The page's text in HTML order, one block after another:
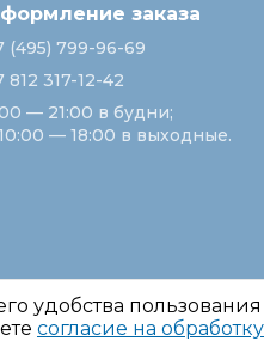
удобства
согласие на
заказа
(495) 799-96-69
812 317-12-42
— 21:00 в будни;
— 18:00 в выходные.